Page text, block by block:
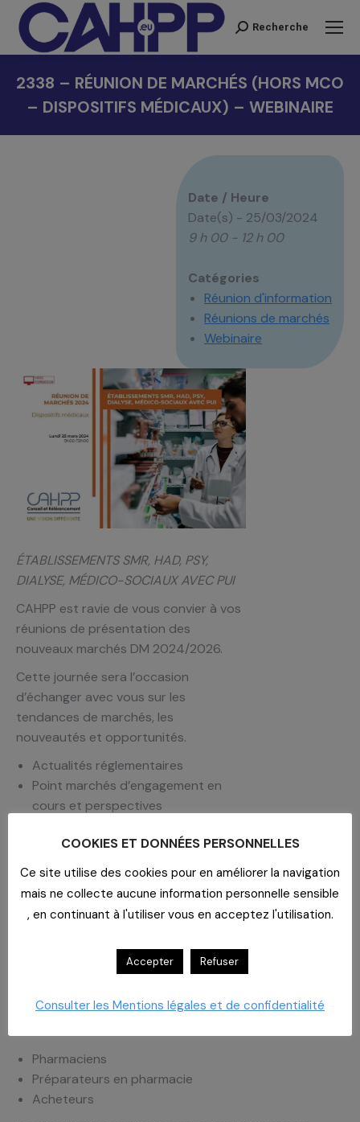
Recherche
Recherche
2338 – RÉUNION DE MARCHÉS (HORS MCO
– DISPOSITIFS MÉDICAUX) – WEBINAIRE
Date / Heure
Date(s) - 25/03/2024
9 h 00 - 12 h 00
Catégories
Réunion d'information
Réunions de marchés
Webinaire
ÉTABLISSEMENTS SMR, HAD, PSY,
DIALYSE, MÉDICO-SOCIAUX AVEC PUI
CAHPP est ravie de vous convier à vos
réunions de présentation des
nouveaux marchés DM 2024/2026.
Cette journée sera l’occasion
d’échanger avec vous sur les
tendances de marchés, les
nouveautés et opportunités.
Actualités réglementaires
Point marchés d’engagement en
cours et perspectives
Tendances des marchés
Nouveaux laboratoires
Nouveautés produits et
opportunités
Marion Strazzulla
Pharmaciens
Préparateurs en pharmacie
Acheteurs
COOKIES ET DONNÉES PERSONNELLES
Ce site utilise des cookies pour en améliorer la navigation
mais ne collecte aucune information personnelle sensible
, en continuant à l'utiliser vous en acceptez l'utilisation.
Accepter Refuser
Consulter les Mentions légales et de confidentialité